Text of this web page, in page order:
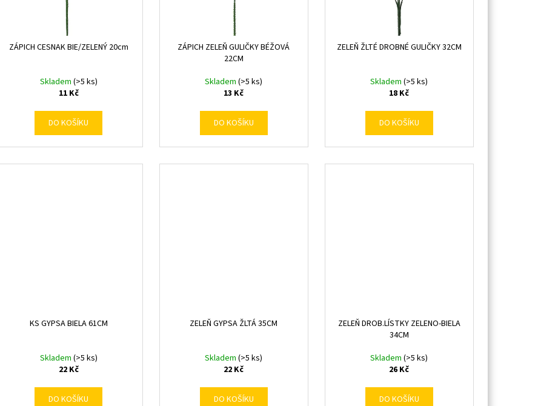
ZÁPICH CESNAK BIE/ZELENÝ 20cm
Skladem (>5 ks)
11 Kč
DO KOŠÍKU
ZÁPICH ZELEŇ GULIČKY BÉŽOVÁ
22CM
Skladem(>5 ks)
13 Kč
DO KOŠÍKU
ZELEŇ ŽLTÉ DROBNÉ GULIČKY 32CM
Skladem(>5 ks)
18 Kč
DO KOŠÍKU
KS GYPSA BIELA 61CM
Skladem (>5 ks)
22 Kč
DO KOŠÍKU
ZELEŇ GYPSA ŽLTÁ 35CM
Skladem(>5 ks)
22 Kč
DO KOŠÍKU
ZELEŇ DROB.LÍSTKY ZELENO-BIELA
34CM
Skladem(>5 ks)
26 Kč
DO KOŠÍKU